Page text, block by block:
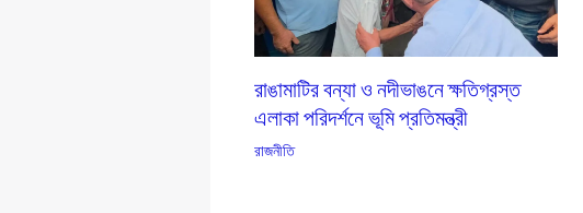
রাঙামাটির বন্যা ও নদীভাঙনে ক্ষতিগ্রস্ত
এলাকা পরিদর্শনে ভূমি প্রতিমন্ত্রী
রাজনীতি